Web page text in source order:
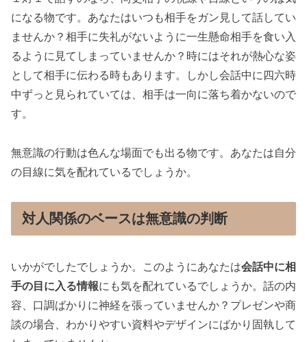
になる物です。あなたはいつも相手をガン見して話してい
ませんか？相手に失礼がないように一生懸命相手を食い入
るように見てしまっていませんか？時にはそれが熱心な姿
として相手に伝わる時もあります。しかし会話中に四六時
中ずっと見られていては、相手は一向に落ち着かないので
す。
無意識の行動は色んな場面でも出る物です。あなたは自分
の目線に気を配れているでしょうか。
対人関係のベースは無意識の判断
いかがでしたでしょうか。このようにあなたは会話中に相
手の目に入る情報にも気を配れているでしょうか。話の内
容、口調ばかりに神経を張っていませんか？プレゼンや商
談の場合、わかりやすい資料やデザインにばかり固執して